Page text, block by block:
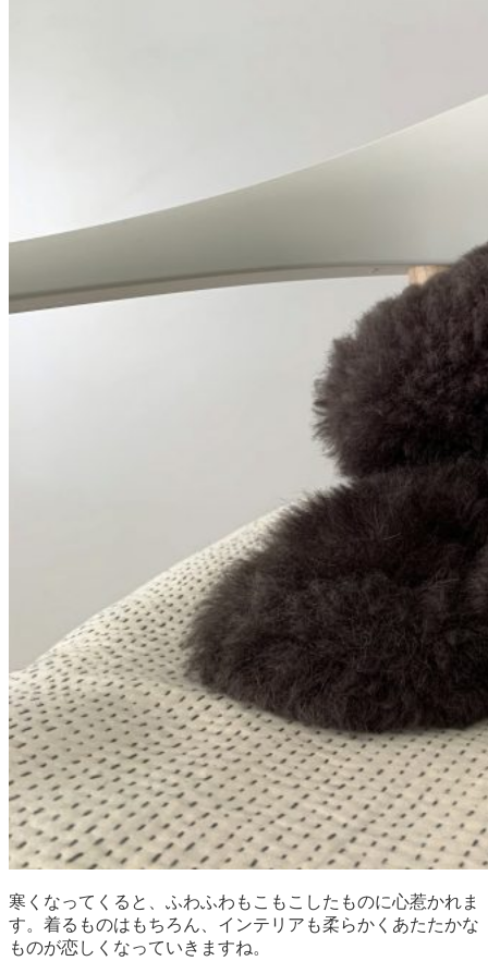
寒くなってくると、ふわふわもこもこしたものに心惹かれま
す。着るものはもちろん、インテリアも柔らかくあたたかな
ものが恋しくなっていきますね。